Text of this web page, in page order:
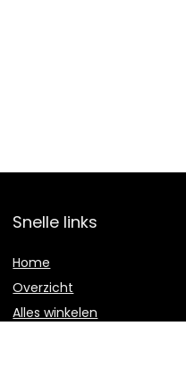
Snelle links
Home
Overzicht
Alles winkelen